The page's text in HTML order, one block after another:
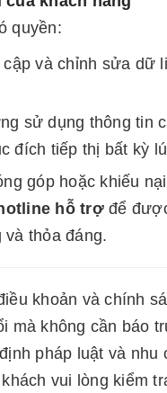
quyền:
và chỉnh sửa dữ
sử dụng thông tin
đích tiếp thị bất kỳ
góp hoặc khiếu
hỗ trợđể
và thỏa đáng.
khoản và chính
mà không cần báo
pháp luật và nhu
vui lòng kiểm